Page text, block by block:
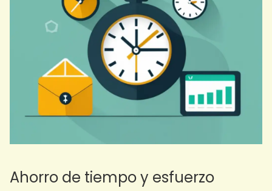
Ahorro de tiempo y esfuerzo